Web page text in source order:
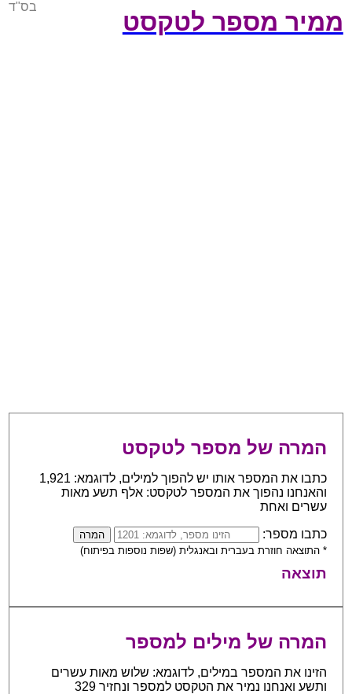
ממיר מספר לטקסט
בס"ד
המרה של מספר לטקסט
כתבו את המספר אותו יש להפוך למילים, לדוגמא: 1,921
והאנחנו נהפוך את המספר לטקסט: אלף תשע מאות
עשרים ואחת
כתבו מספר:
* התוצאה חוזרת בעברית ובאנגלית (שפות נוספות בפיתוח)
תוצאה
המרה של מילים למספר
הזינו את המספר במילים, לדוגמא: שלוש מאות עשרים
ותשע ואנחנו נמיר את הטקסט למספר ונחזיר 329